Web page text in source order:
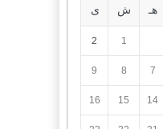
هـ ش ی
1
2
7
8
9
14
15
16